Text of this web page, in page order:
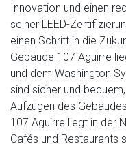
Innovation und einen
seiner LEED-
einen Schritt in die
Gebäude 107 Aguirre
und dem Washington
sind sicher und
Aufzügen des
107 Aguirre liegt in der
Cafés und Restaurants